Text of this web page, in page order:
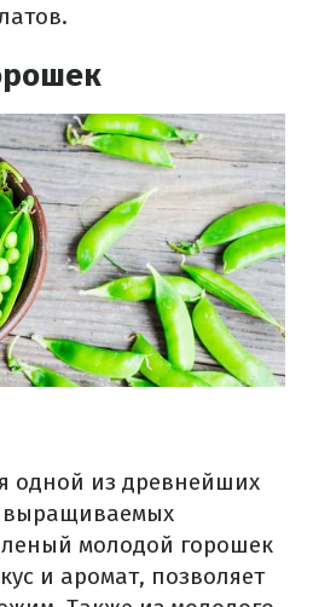
одной из древнейших
выращиваемых
молодой горошек
и аромат, позволяет